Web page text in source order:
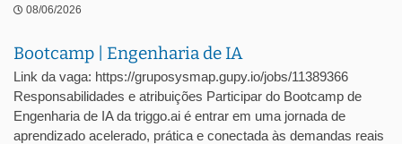
08/06/2026
Bootcamp | Engenharia de IA
Link da vaga: https://gruposysmap.gupy.io/jobs/11389366
Responsabilidades e atribuições Participar do Bootcamp de
Engenharia de IA da triggo.ai é entrar em uma jornada de
aprendizado acelerado, prática e conectada às demandas reais